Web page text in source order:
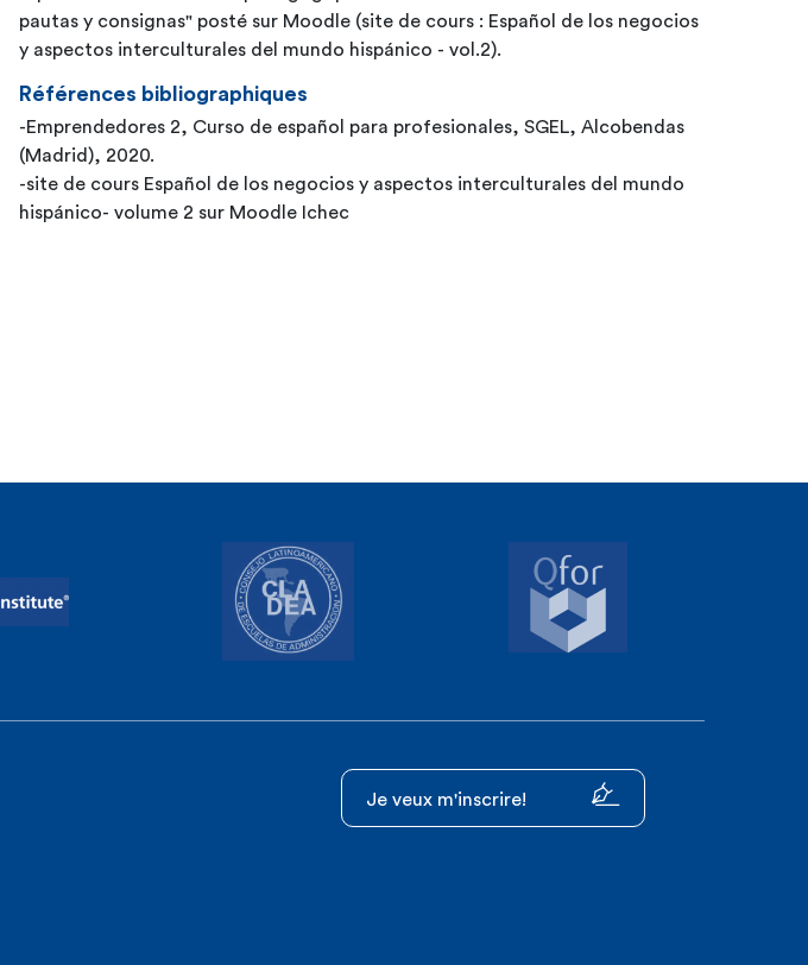
pautas y consignas" posté sur Moodle (site de cours : Español de los negocios
y aspectos interculturales del mundo hispánico - vol.2).
Références bibliographiques
-Emprendedores 2, Curso de español para profesionales, SGEL, Alcobendas
(Madrid), 2020.
-site de cours Español de los negocios y aspectos interculturales del mundo
hispánico- volume 2 sur Moodle Ichec
Je veux m'inscrire!